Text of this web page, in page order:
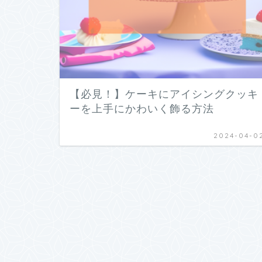
【必見！】ケーキにアイシングクッキ
ーを上手にかわいく飾る方法
2024-04-